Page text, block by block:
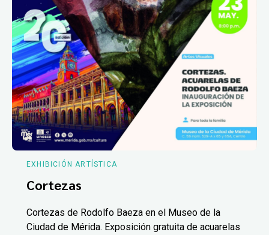
EXHIBICIÓN ARTÍSTICA
Cortezas
Cortezas de Rodolfo Baeza en el Museo de la
Ciudad de Mérida. Exposición gratuita de acuarelas